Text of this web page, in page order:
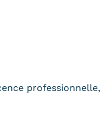
professionnelle,